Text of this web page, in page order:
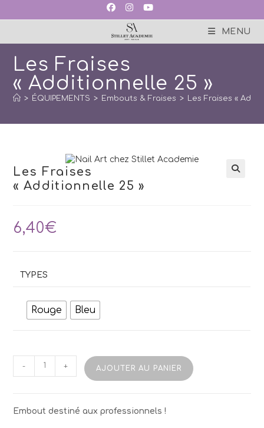
MENU
Les Fraises
« Additionnelle 25 »
> ÉQUIPEMENTS > Embouts & Fraises > Les Fraises «
Les Fraises
« Additionnelle 25 »
6,40€
TYPES
Rouge Bleu
quantité
25"
- + AJOUTER AU PANIER
Embout destiné aux professionnels !